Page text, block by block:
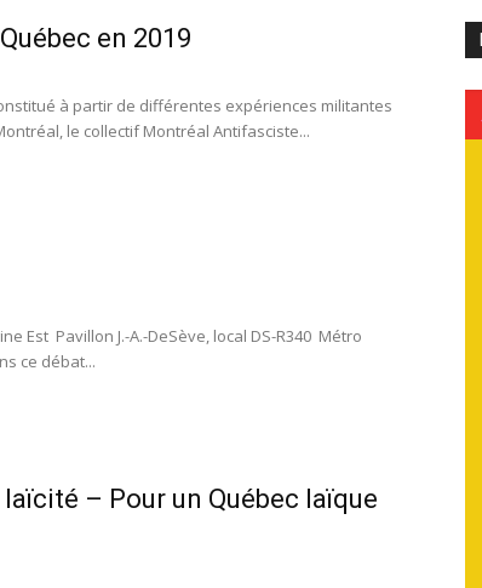
en 2019
constitué à partir de différentes expériences militantes
le collectif Montréal Antifasciste...
Est Pavillon J.-A.-DeSève, local DS-R340 Métro
ce débat...
– Pour un Québec laïque